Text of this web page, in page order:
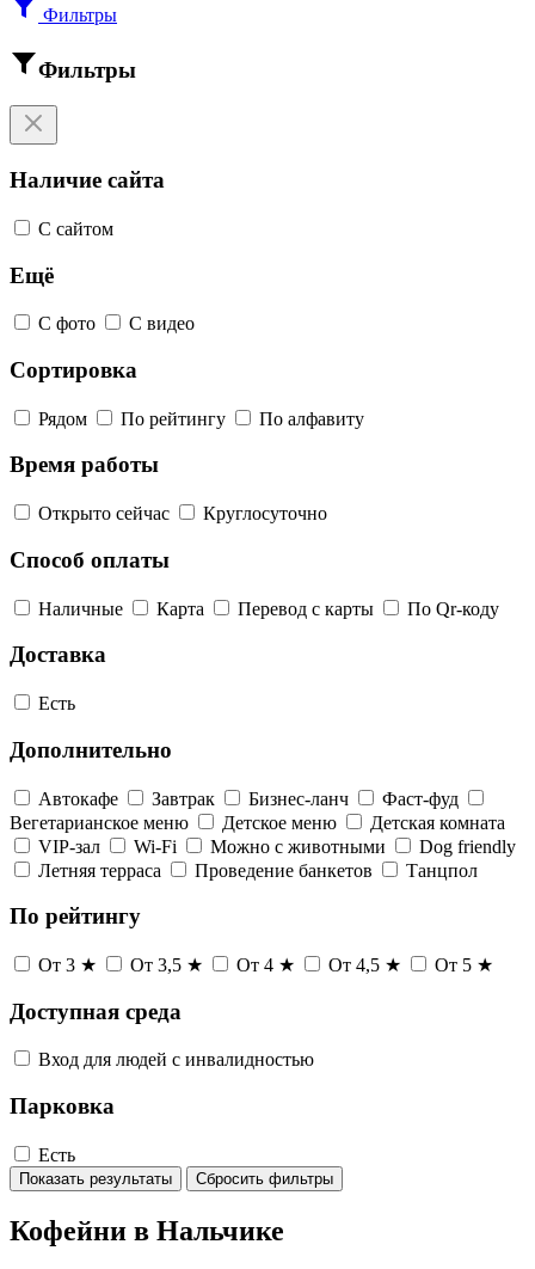
Фильтры
Фильтры
Наличие сайта
С сайтом
Ещё
С фото С видео
Сортировка
Рядом По рейтингу По алфавиту
Время работы
Открыто сейчас Круглосуточно
Способ оплаты
Наличные Карта Перевод с карты По Qr-коду
Доставка
Есть
Дополнительно
Автокафе Завтрак Бизнес-ланч
Фаст-фуд
Вегетарианское меню
Детское меню
Детская комната
VIP-зал
Wi-Fi Можно с животными
Dog friendly
Летняя терраса
Проведение банкетов Танцпол
По рейтингу
От 3 ★ От 3,5 ★ От 4 ★ От 4,5 ★ От 5 ★
Доступная среда
Вход для людей с инвалидностью
Парковка
Есть
Показать результаты Сбросить фильтры
Кофейни в Нальчике